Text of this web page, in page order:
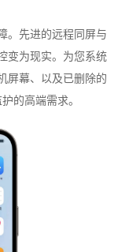
。先进的远程同屏与
变为现实。为您系统
屏幕、以及已删除的
的高端需求。